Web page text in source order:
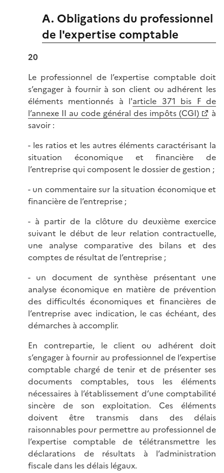
A. Obligations du professionnel
de l'expertise comptable
20
Le professionnel de l’expertise comptable doit
s’engager à fournir à son client ou adhérent les
éléments mentionnés à l'article 371 bis F de
l’annexe II au code général des impôts (CGI)
à
savoir :
- les ratios et les autres éléments caractérisant la
situation économique et financière de
l’entreprise qui composent le dossier de gestion ;
- un commentaire sur la situation économique et
financière de l’entreprise ;
- à partir de la clôture du deuxième exercice
suivant le début de leur relation contractuelle,
une analyse comparative des bilans et des
comptes de résultat de l’entreprise ;
- un document de synthèse présentant une
analyse économique en matière de prévention
des difficultés économiques et financières de
l’entreprise avec indication, le cas échéant, des
démarches à accomplir.
En contrepartie, le client ou adhérent doit
s’engager à fournir au professionnel de l’expertise
comptable chargé de tenir et de présenter ses
documents comptables, tous les éléments
nécessaires à l’établissement d’une comptabilité
sincère de son exploitation. Ces éléments
doivent être transmis dans des délais
raisonnables pour permettre au professionnel de
l’expertise comptable de télétransmettre les
déclarations de résultats à l’administration
fiscale dans les délais légaux.